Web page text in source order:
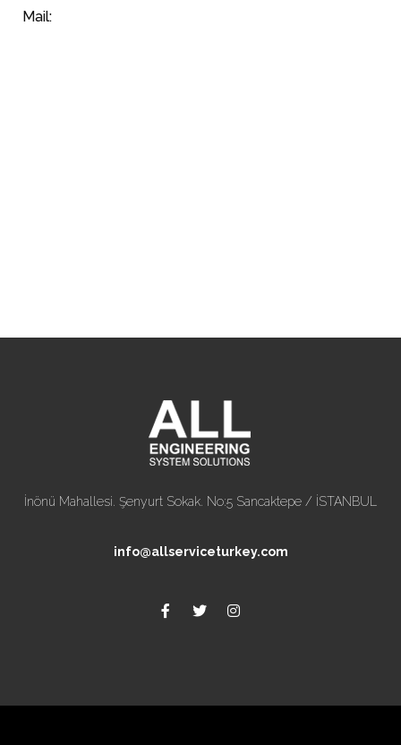
Mail:
İnönü Mahallesi. Şenyurt Sokak. No:5 Sancaktepe / İSTANBUL
info@allserviceturkey.com